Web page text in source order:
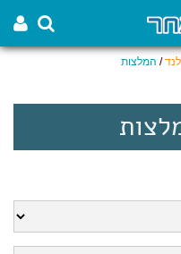
/ המלצות